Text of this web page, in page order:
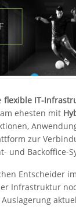
flexible IT-
ehesten mit
zur
und Backoffice-
Entscheider
Infrastruktur